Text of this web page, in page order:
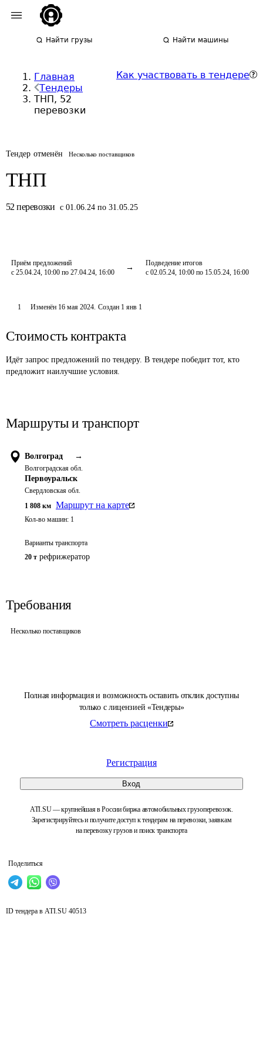
Найти грузы Найти машины
Главная
Тендеры
ТНП, 52
перевозки
Как участвовать в тендере
Тендер отменён Несколько поставщиков
ТНП
52 перевозки с 01.06.24 по 31.05.25
Приём предложений
с 25.04.24, 10:00 по 27.04.24, 16:00
Подведение итогов
с 02.05.24, 10:00 по 15.05.24, 16:00
Полная информация и возможность оставить отклик доступны
только с лицензией «Тендеры»
Смотреть расценки
Регистрация
Вход
ATI.SU — крупнейшая в России биржа автомобильных грузоперевозок.
Зарегистрируйтесь и получите доступ к тендерам на перевозки, заявкам
на перевозку грузов и поиск транспорта
Поделиться
1 Изменён 16 мая 2024. Создан 1 янв 1
Стоимость контракта
Идёт запрос предложений по тендеру. В тендере победит тот, кто
предложит наилучшие условия.
Маршруты и транспорт
Волгоград →
Волгоградская обл.
Первоуральск
Свердловская обл.
1 808 км Маршрут на карте
Кол-во машин: 1
Варианты транспорта
20 т рефрижератор
Требования
Несколько поставщиков
ID тендера в ATI.SU 40513